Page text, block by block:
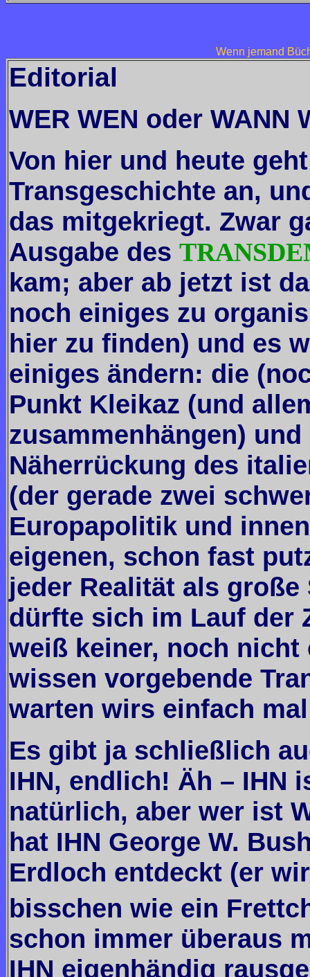
Wenn jemand
Editorial
WER WEN oder WANN
Von hier und heute
Transgeschichte an,
das mitgekriegt. Zwar
Ausgabe des
kam; aber ab jetzt ist
noch einiges zu
hier zu finden) und es
einiges ändern: die
Punkt Kleikaz (und
zusammenhängen)
Näherrückung des
(der gerade zwei
Europapolitik und
eigenen, schon fast
jeder Realität als
dürfte sich im Lauf der
weiß keiner, noch
wissen vorgebende
warten wirs einfach
Es gibt ja schließlich
IHN, endlich! Äh – IHN
natürlich, aber wer ist
hat IHN George W.
Erdloch entdeckt (er
bisschen wie ein
schon immer überaus
IHN eigenhändig